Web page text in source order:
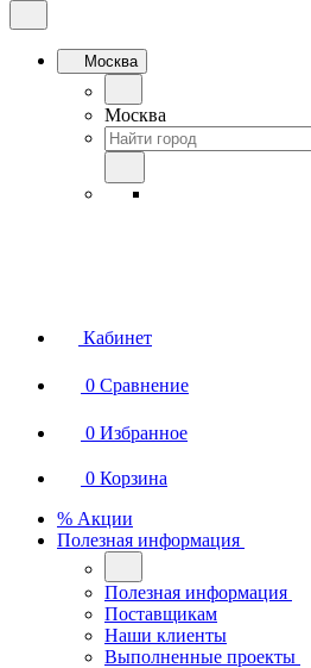
Москва
Москва
Кабинет
0 Сравнение
0 Избранное
0 Корзина
% Акции
Полезная информация
Полезная информация
Поставщикам
Наши клиенты
Выполненные проекты